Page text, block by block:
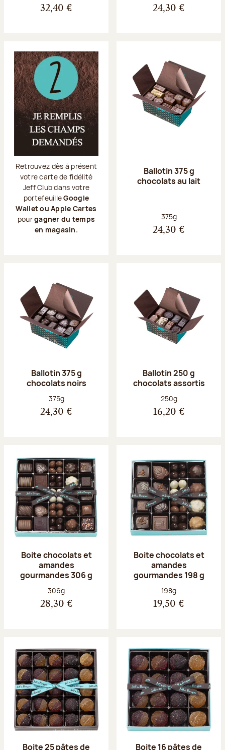
32,40 € 24,30 €
Retrouvez dès à présent
votre carte de fidélité
Jeff Club dans votre
portefeuilleGoogle
Wallet ou Apple Cartes
pourgagner du temps
en magasin.
Ballotin 375 g
chocolats au lait
Poids net :
375g
24,30 €
Ballotin 375 g
chocolats noirs
Poids net :
375g
24,30 €
Ballotin 250 g
chocolats assortis
Poids net :
250g
16,20 €
Boite chocolats et
amandes
gourmandes 306 g
Poids net :
306g
28,30 €
Boite chocolats et
amandes
gourmandes 198 g
Poids net :
198g
19,50 €
Boite 25 pâtes de Boite 16 pâtes de